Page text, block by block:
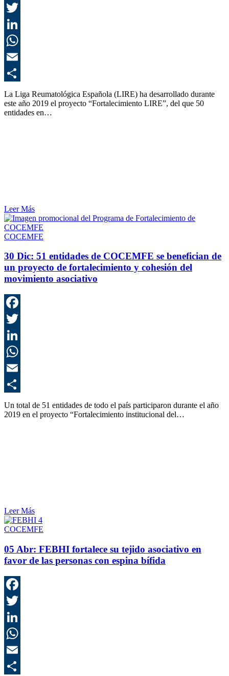
La Liga Reumatológica Española (LIRE) ha desarrollado durante
este año 2019 el proyecto “Fortalecimiento LIRE”, del que 50
entidades en…
Leer Más
COCEMFE
30 Dic: 51 entidades de COCEMFE se benefician de
un proyecto de fortalecimiento y cohesión del
movimiento asociativo
Un total de 51 entidades de todo el país participaron durante el año
2019 en el proyecto “Fortalecimiento institucional del…
Leer Más
COCEMFE
05 Abr: FEBHI fortalece su tejido asociativo en
favor de las personas con espina bífida